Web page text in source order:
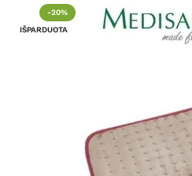
-20%
IŠPARDUOTA